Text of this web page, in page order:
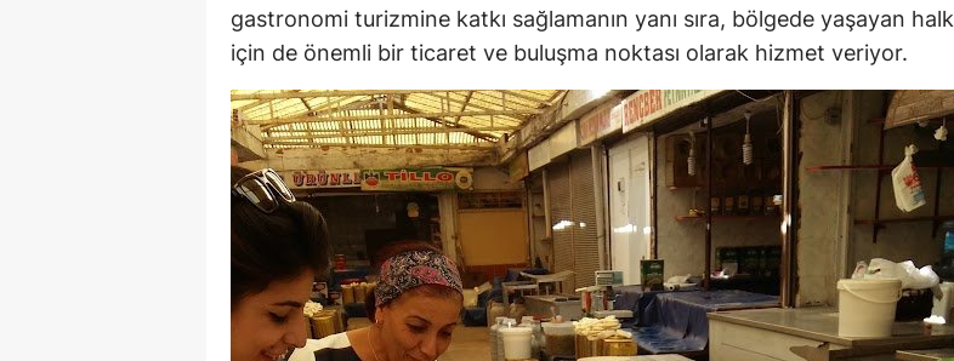
gastronomi turizmine katkı sağlamanın yanı sıra, bölgede yaşayan halk
için de önemli bir ticaret ve buluşma noktası olarak hizmet veriyor.